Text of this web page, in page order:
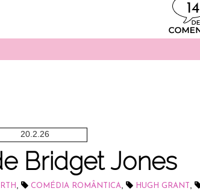
14
20.2.26
Bridget Jones
COMÉDIA ROMÂNTICA HUGH GRANT